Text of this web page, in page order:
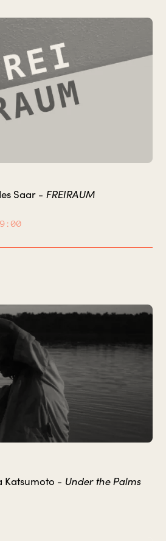
Saar - FREIRAUM
Katsumoto - Under the Palms